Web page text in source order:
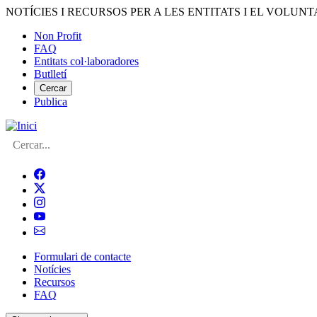
Vés
contingut
NOTÍCIES I RECURSOS PER A LES ENTITATS I EL
Menú
del
compte
d'usuari
Non Profit
FAQ
Entitats col·laboradores
Butlletí
Cercar
Publica
Cerca
Navegació
principal
de
Formulari de contacte
Notícies
Recursos
FAQ